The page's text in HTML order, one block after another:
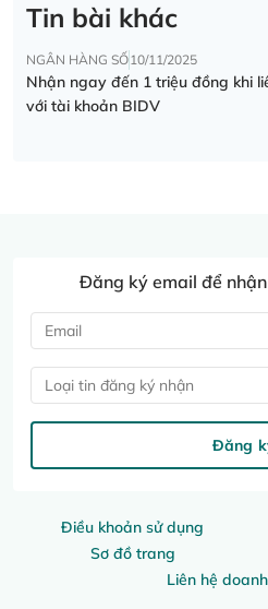
Tin bài khác
NGÂN HÀNG SỐ10/11/2025
Nhận ngay đến 1 triệu đồng khi
với tài khoản BIDV
Điều khoản sử dụng
Sơ đồ trang
Liên hệ
Đăng ký email để
Loại tin đăng ký nhận
Đăng